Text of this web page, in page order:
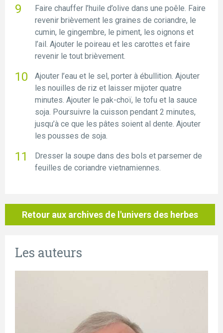
Faire chauffer l’huile d’olive dans une poêle. Faire
revenir brièvement les graines de coriandre, le
cumin, le gingembre, le piment, les oignons et
l’ail. Ajouter le poireau et les carottes et faire
revenir le tout brièvement.
Ajouter l’eau et le sel, porter à ébullition. Ajouter
les nouilles de riz et laisser mijoter quatre
minutes. Ajouter le pak-choï, le tofu et la sauce
soja. Poursuivre la cuisson pendant 2 minutes,
jusqu’à ce que les pâtes soient al dente. Ajouter
les pousses de soja.
Dresser la soupe dans des bols et parsemer de
feuilles de coriandre vietnamiennes.
Retour aux archives de l'univers des herbes
Les auteurs